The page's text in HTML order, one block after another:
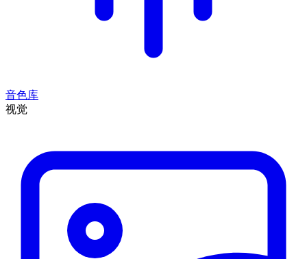
音色库
视觉